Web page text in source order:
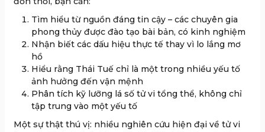
Tìm hiểu từ nguồn đáng tin cậy – các chuyên gia
phong thủy được đào tạo bài bản, có kinh nghiệm
Nhận biết các dấu hiệu thực tế thay vì lo lắng mơ
hồ
Hiểu rằng Thái Tuế chỉ là một trong nhiều yếu tố
ảnh hưởng đến vận mệnh
Phân tích kỹ lưỡng lá số tử vi tổng thể, không chỉ
tập trung vào một yếu tố
Một sự thật thú vị: nhiều nghiên cứu hiện đại về tử vi